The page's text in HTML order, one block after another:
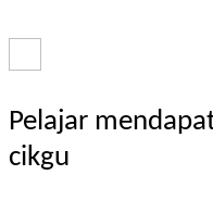
Pelajar
cikgu